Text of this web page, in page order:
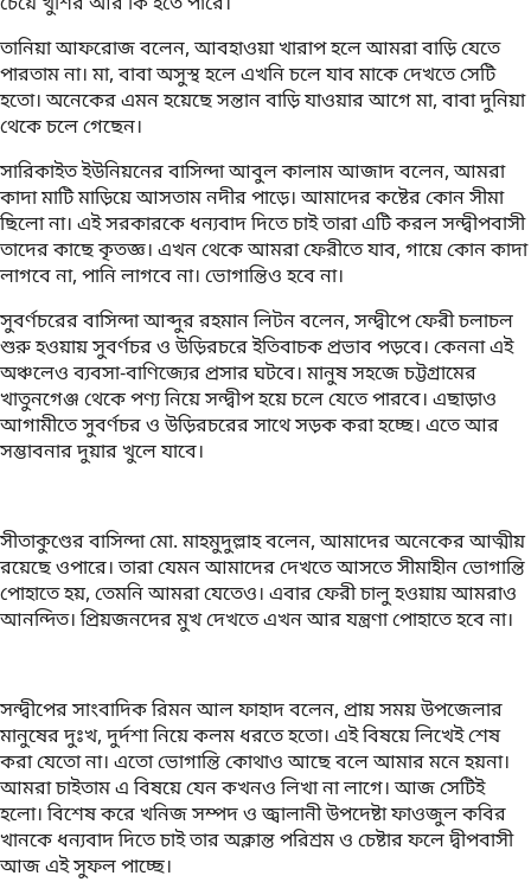
তানিয়া আফরোজ বলেন, আবহাওয়া খারাপ হলে আমরা বাড়ি যেতে
পারতাম না। মা, বাবা অসুস্থ হলে এখনি চলে যাব মাকে দেখতে সেটি
হতো। অনেকের এমন হয়েছে সন্তান বাড়ি যাওয়ার আগে মা, বাবা দুনিয়া
থেকে চলে গেছেন।
সারিকাইত ইউনিয়নের বাসিন্দা আবুল কালাম আজাদ বলেন, আমরা
কাদা মাটি মাড়িয়ে আসতাম নদীর পাড়ে। আমাদের কষ্টের কোন সীমা
ছিলো না। এই সরকারকে ধন্যবাদ দিতে চাই তারা এটি করল সন্দ্বীপবাসী
তাদের কাছে কৃতজ্ঞ। এখন থেকে আমরা ফেরীতে যাব, গায়ে কোন কাদা
লাগবে না, পানি লাগবে না। ভোগান্তিও হবে না।
সুবর্ণচরের বাসিন্দা আব্দুর রহমান লিটন বলেন, সন্দ্বীপে ফেরী চলাচল
শুরু হওয়ায় সুবর্ণচর ও উড়িরচরে ইতিবাচক প্রভাব পড়বে। কেননা এই
অঞ্চলেও ব্যবসা-বাণিজ্যের প্রসার ঘটবে। মানুষ সহজে চট্টগ্রামের
খাতুনগেঞ্জ থেকে পণ্য নিয়ে সন্দ্বীপ হয়ে চলে যেতে পারবে। এছাড়াও
আগামীতে সুবর্ণচর ও উড়িরচরের সাথে সড়ক করা হচ্ছে। এতে আর
সম্ভাবনার দুয়ার খুলে যাবে।
সীতাকুণ্ডের বাসিন্দা মো. মাহমুদুল্লাহ বলেন, আমাদের অনেকের আত্মীয়
রয়েছে ওপারে। তারা যেমন আমাদের দেখতে আসতে সীমাহীন ভোগান্তি
পোহাতে হয়, তেমনি আমরা যেতেও। এবার ফেরী চালু হওয়ায় আমরাও
আনন্দিত। প্রিয়জনদের মুখ দেখতে এখন আর যন্ত্রণা পোহাতে হবে না।
সন্দ্বীপের সাংবাদিক রিমন আল ফাহাদ বলেন, প্রায় সময় উপজেলার
মানুষের দুঃখ, দুর্দশা নিয়ে কলম ধরতে হতো। এই বিষয়ে লিখেই শেষ
করা যেতো না। এতো ভোগান্তি কোথাও আছে বলে আমার মনে হয়না।
আমরা চাইতাম এ বিষয়ে যেন কখনও লিখা না লাগে। আজ সেটিই
হলো। বিশেষ করে খনিজ সম্পদ ও জ্বালানী উপদেষ্টা ফাওজুল কবির
খানকে ধন্যবাদ দিতে চাই তার অক্লান্ত পরিশ্রম ও চেষ্টার ফলে দ্বীপবাসী
আজ এই সুফল পাচ্ছে।